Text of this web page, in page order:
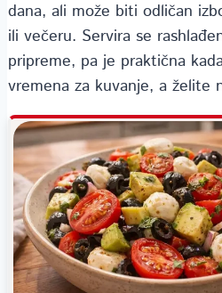
dana, ali može biti odličan
ili večeru. Servira se
pripreme, pa je praktična
vremena za kuvanje, a želite